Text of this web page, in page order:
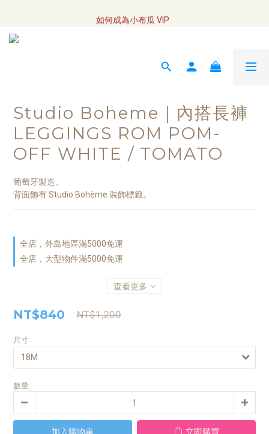
如何成為小布瓜 VIP
Studio Boheme｜內搭長褲
LEGGINGS ROM POM-
OFF WHITE / TOMATO
葡萄牙製造。
背面飾有 Studio Bohème 裝飾標籤。
全店，外島地區滿5000免運
全店，大型物件滿5000免運
查看更多
NT$840 NT$1,200
尺寸
數量
加入購物車 立即購買